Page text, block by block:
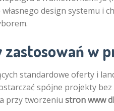
design systemu i
zastosowań w
standardowe oferty i
spójne projekty
przy tworzeniu stron www